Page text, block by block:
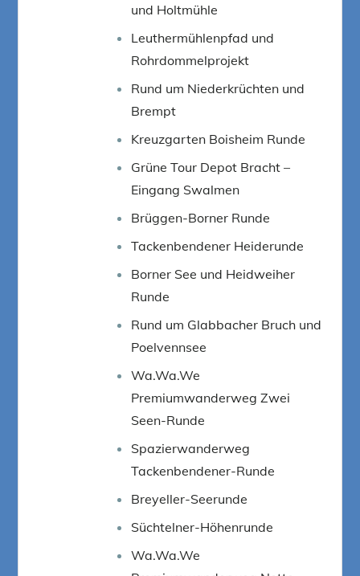
und Holtmühle
Leuthermühlenpfad und
Rohrdommelprojekt
Rund um Niederkrüchten und
Brempt
Kreuzgarten Boisheim Runde
Grüne Tour Depot Bracht –
Eingang Swalmen
Brüggen-Borner Runde
Tackenbendener Heiderunde
Borner See und Heidweiher
Runde
Rund um Glabbacher Bruch und
Poelvennsee
Wa.Wa.We
Premiumwanderweg Zwei
Seen-Runde
Spazierwanderweg
Tackenbendener-Runde
Breyeller-Seerunde
Süchtelner-Höhenrunde
Wa.Wa.We